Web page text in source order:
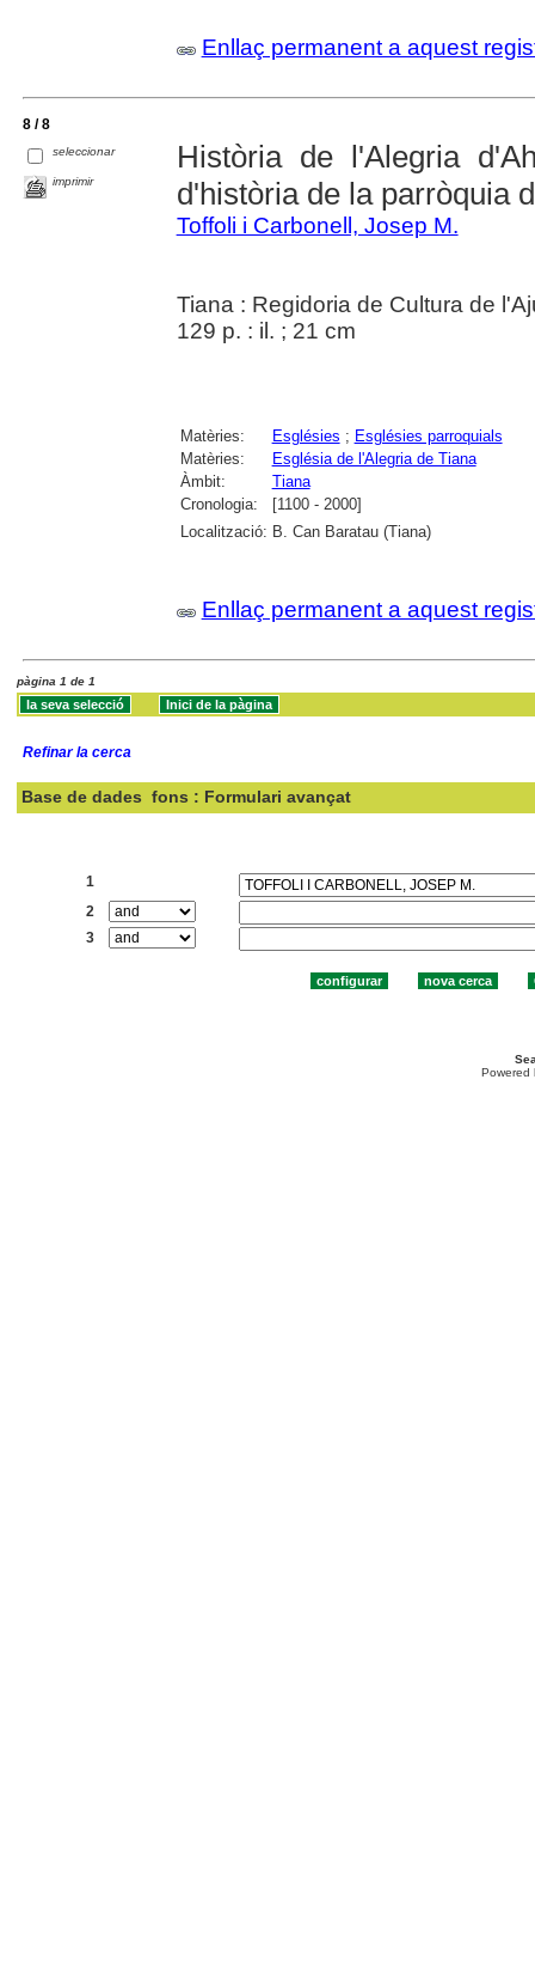
Enllaç permanent a aquest
8 / 8
seleccionar
imprimir
Història de l'Alegria
d'història de la parròquia
Toffoli i Carbonell, Josep M.
Tiana : Regidoria de Cultura de
129 p. : il. ; 21 cm
Matèries: Esglésies ; Esglésies parroquials
Matèries:
Església de l'Alegria de Tiana
Àmbit:
Tiana
Cronologia:
[1100 - 2000]
Localització: B. Can Baratau (Tiana)
Enllaç permanent a aquest
pàgina 1 de 1
Refinar la cerca
Base de dades fons : Formulari avançat
1
2
3
Powered